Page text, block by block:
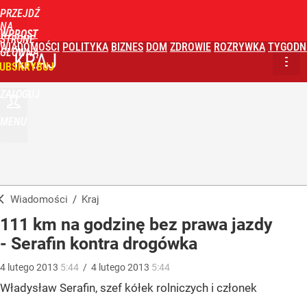
PRZEJDŹ
NA
STRONĘ
GŁÓWNĄ
WPROST
WIADOMOŚCI POLITYKA BIZNES DOM ZDROWIE ROZRYWKA
KRAJ
Wiadomości / Kraj
111 km na godzinę bez prawa jazdy
- Serafin kontra drogówka
4 lutego2013 5:44 / 4 lutego2013 5:44
Władysław Serafin, szef kółek rolniczych i członek